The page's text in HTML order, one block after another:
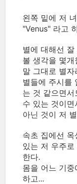
왼쪽 밑에 저
"Venus" 라고
별에 대해선
볼 생각을 몇
말 그대로 별
별들에 주시를
는 것 같으면
수 있는 것이
아닌 것이 저
속초 집에선
있는 저 우주
한다.
몸을 어느 기
하고...